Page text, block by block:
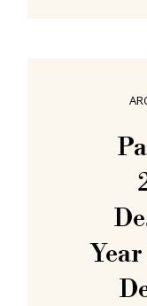
teilen.